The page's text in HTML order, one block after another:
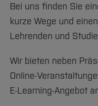
Arbeiten im FB G
Forschung und
International
Team
Service
Studiengänge
Aktuelles
Studium
Fachgruppen
Forschung und
International
Team
Amtliche
Notfall-Infos
BO Shop
Gleichstellung
Vertretungen
Wahlen
International
Medienzentrum
qed-Stiftung
Zentrale
Bei uns finden Sie
kurze Wege und
Lehrenden und
Wir bieten neben
Online-
E-Learning-Angebot